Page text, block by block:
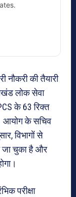
नौकरी की तैयारी
लोक सेवा
के 63 रिक्त
आयोग के सचिव
विभागों से
जा चुका है और
परीक्षा